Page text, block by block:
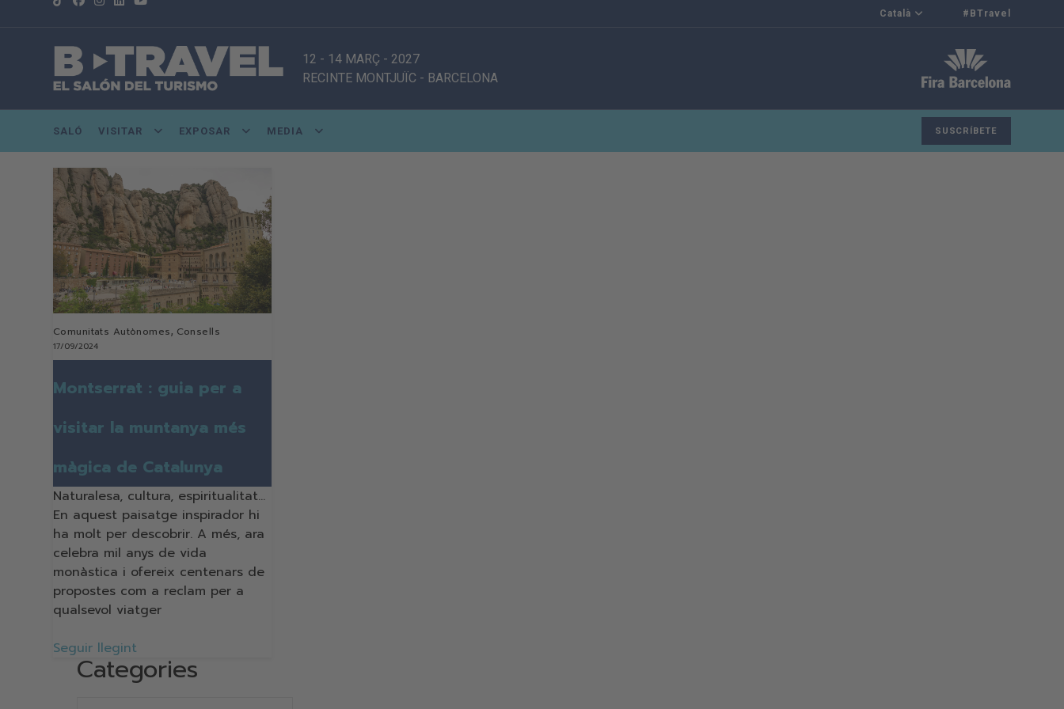
Català #BTravel
12 - 14 MARÇ - 2027
RECINTE MONTJUÏC - BARCELONA
SALÓ VISITAR EXPOSAR MEDIA SUSCRÍBETE
Comunitats Autònomes, Consells
17/09/2024
Montserrat : guia per a
visitar la muntanya més
màgica de Catalunya
Naturalesa, cultura, espiritualitat…
En aquest paisatge inspirador hi
ha molt per descobrir. A més, ara
celebra mil anys de vida
monàstica i ofereix centenars de
propostes com a reclam per a
qualsevol viatger
Seguir llegint
Categories